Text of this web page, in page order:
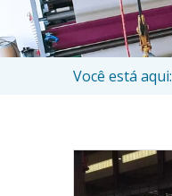
Você está aqui: